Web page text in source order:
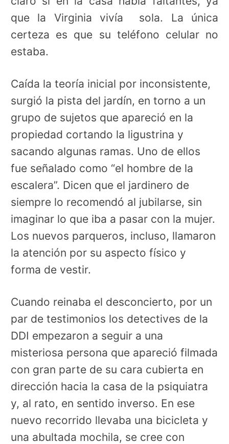
que la Virginia vivía sola. La única
certeza es que su teléfono celular no
estaba.
Caída la teoría inicial por inconsistente,
surgió la pista del jardín, en torno a un
grupo de sujetos que apareció en la
propiedad cortando la ligustrina y
sacando algunas ramas. Uno de ellos
fue señalado como “el hombre de la
escalera”. Dicen que el jardinero de
siempre lo recomendó al jubilarse, sin
imaginar lo que iba a pasar con la mujer.
Los nuevos parqueros, incluso, llamaron
la atención por su aspecto físico y
forma de vestir.
Cuando reinaba el desconcierto, por un
par de testimonios los detectives de la
DDI empezaron a seguir a una
misteriosa persona que apareció filmada
con gran parte de su cara cubierta en
dirección hacia la casa de la psiquiatra
y, al rato, en sentido inverso. En ese
nuevo recorrido llevaba una bicicleta y
una abultada mochila, se cree con